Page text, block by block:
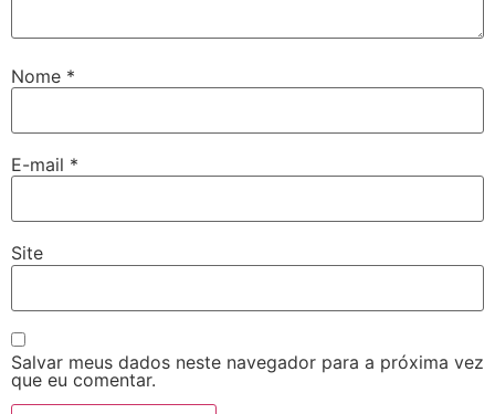
Nome *
E-mail *
Site
Salvar meus dados neste navegador para a próxima vez
que eu comentar.